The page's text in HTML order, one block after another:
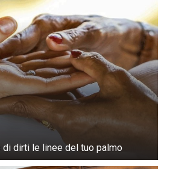
+3
di dirti le linee del tuo palmo